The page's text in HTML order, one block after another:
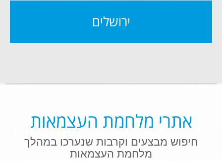
ירושלים
אתרי מלחמת העצמאות
חיפוש מבצעים וקרבות שנערכו במהלך
מלחמת העצמאות